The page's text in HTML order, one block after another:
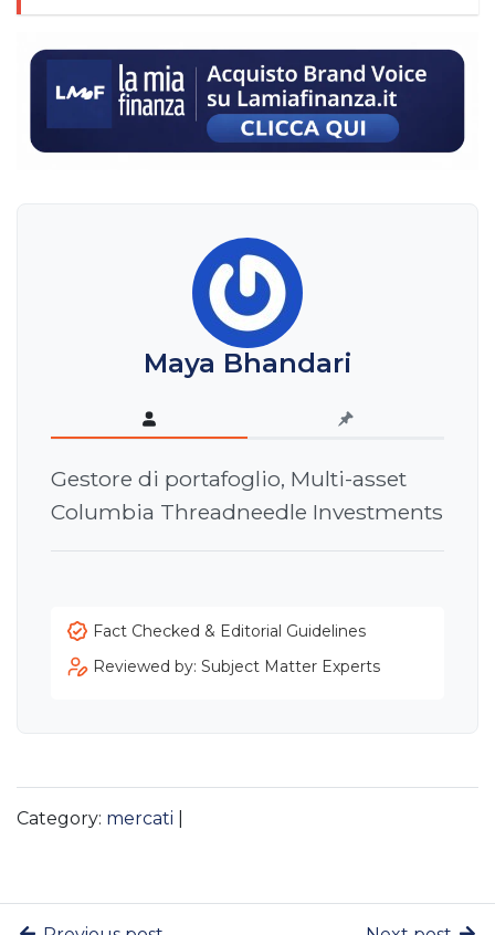
Maya Bhandari
Gestore di portafoglio, Multi-asset
Columbia Threadneedle Investments
Fact Checked & Editorial Guidelines
Reviewed by: Subject Matter Experts
Category: mercati